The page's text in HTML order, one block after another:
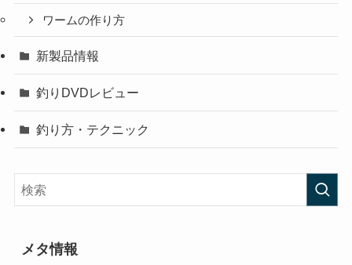
ワームの作り方
新製品情報
釣りDVDレビュー
釣り方・テクニック
メタ情報